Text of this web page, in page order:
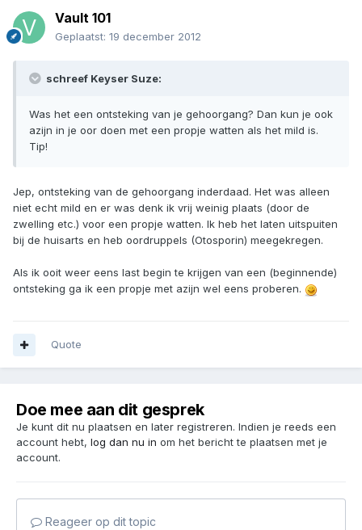
Vault 101
Geplaatst: 19 december 2012
schreef Keyser Suze:
Was het een ontsteking van je gehoorgang? Dan kun je ook
azijn in je oor doen met een propje watten als het mild is.
Tip!
Jep, ontsteking van de gehoorgang inderdaad. Het was alleen
niet echt mild en er was denk ik vrij weinig plaats (door de
zwelling etc.) voor een propje watten. Ik heb het laten uitspuiten
bij de huisarts en heb oordruppels (Otosporin) meegekregen.
Als ik ooit weer eens last begin te krijgen van een (beginnende)
ontsteking ga ik een propje met azijn wel eens proberen.
Quote
Doe mee aan dit gesprek
Je kunt dit nu plaatsen en later registreren. Indien je reeds een
account hebt, log dan nu in om het bericht te plaatsen met je
account.
Reageer op dit topic